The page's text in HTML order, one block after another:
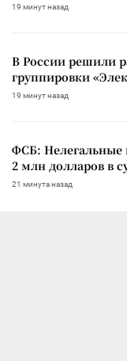
19 минут назад
В России решили
группировки
19 минут назад
ФСБ: Нелегальные
2 млн долларов в
21 минута назад